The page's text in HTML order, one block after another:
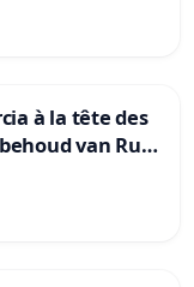
à la tête des
van Rudi